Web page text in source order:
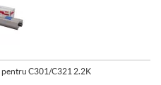
C301/C321 2.2K